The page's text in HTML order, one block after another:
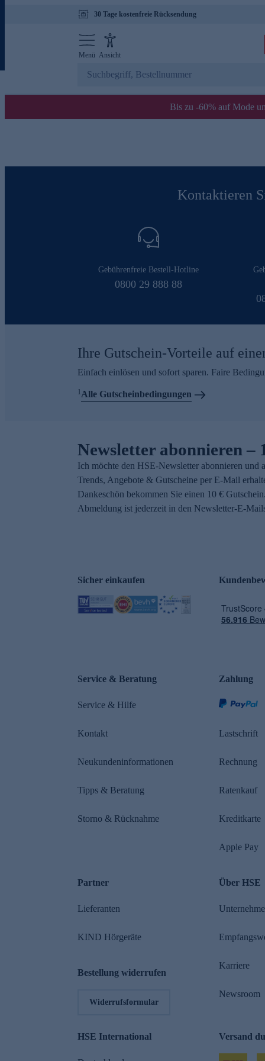
30 Tage kostenfreie Rücksendung
Menü Ansicht
Bis zu -60% auf Mode
Kontaktieren
Gebührenfreie Bestell-Hotline
0800 29 888 88
Ihre Gutschein-Vorteile auf
Einfach einlösen und sofort sparen. Faire
1Alle Gutscheinbedingungen
Newsletter abonnieren –
Ich möchte den HSE-Newsletter abonnieren und
Trends, Angebote & Gutscheine per E-Mail
Dankeschön bekommen Sie einen 10 €
Abmeldung ist jederzeit in den Newsletter-E-
Sicher einkaufen
Service & Beratung
Service & Hilfe
Kontakt
Neukundeninformationen
Tipps & Beratung
Storno & Rücknahme
Zahlung
Lastschrift
Rechnung
Ratenkauf
Kreditkarte
Apple Pay
Partner
Lieferanten
KIND Hörgeräte
Bestellung widerrufen
Widerrufsformular
Über HSE
Karriere
Newsroom
HSE International Versand